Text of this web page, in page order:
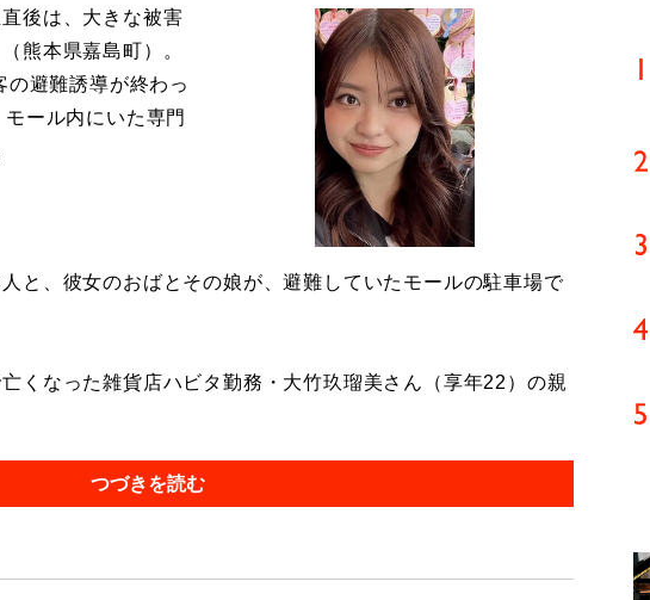
後は、大きな被害
熊本県嘉島町）。
避難誘導が終わっ
ール内にいた専門
と、彼女のおばとその娘が、避難していたモールの駐車場で
くなった雑貨店ハビタ勤務・大竹玖瑠美さん（享年22）の親
つづきを読む